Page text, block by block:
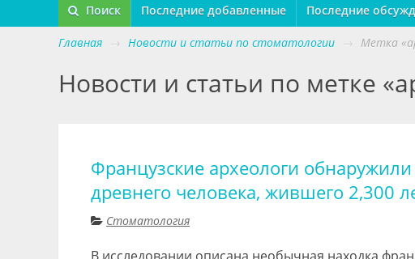
Поиск Последние добавленные Последние
Главная → Новости и статьи по стоматологии → Метка
Новости и статьи по метке
Французские археологи
древнего человека, жившего 2,300
Стоматология